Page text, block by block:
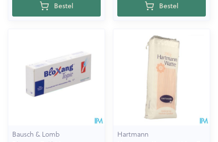
Bestel Bestel
Bausch & Lomb Hartmann